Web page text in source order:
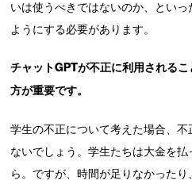
いは使うべきではないのか、とい
ようにする必要があります。
チャットGPTが不正に利用される
方が重要です。
学生の不正について考えた場合、
ないでしょう。学生たちは大金を
ら。ですが、時間が足りなかった